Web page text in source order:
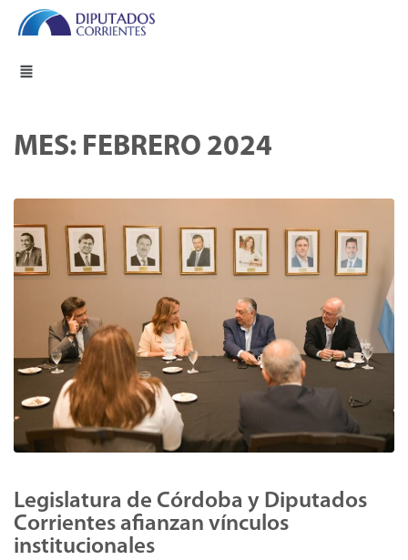
MES: FEBRERO 2024
Legislatura de Córdoba y Diputados
Corrientes afianzan vínculos
institucionales